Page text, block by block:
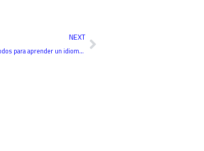
NEXT
Mis consejos acerca de los mejores métodos para aprender un idioma extranjero
Siguiente